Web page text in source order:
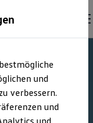
und
verbessern.
und
und